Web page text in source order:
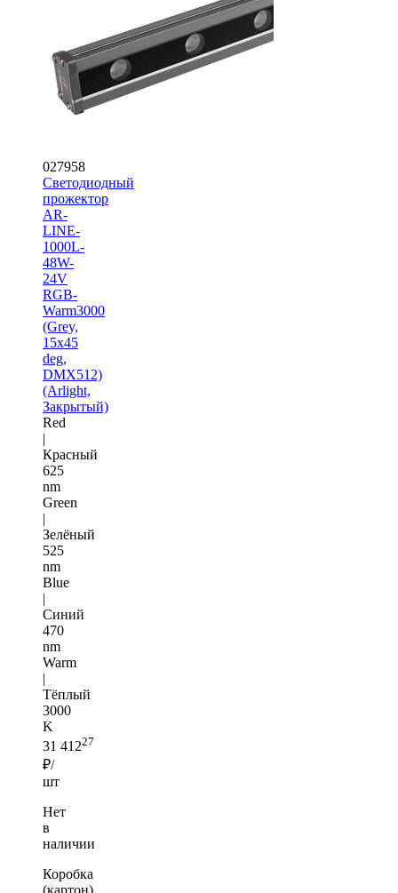
027958
Светодиодный
прожектор
AR-
LINE-
1000L-
48W-
24V
RGB-
Warm3000
(Grey,
15x45
deg,
DMX512)
(Arlight,
Закрытый)
Red
|
Красный
625
nm
Green
|
Зелёный
525
nm
Blue
|
Синий
470
nm
Warm
|
Тёплый
3000
K
31 41227
₽/
шт
Нет
в
наличии
Коробка